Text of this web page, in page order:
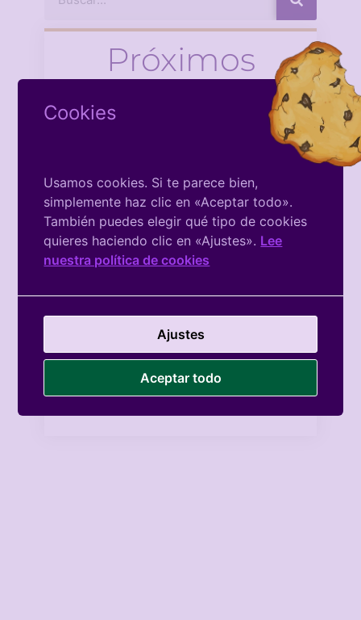
Próximos
Eventos
Facebook
De La
Asociación
Cookies
Usamos cookies. Si te parece bien,
simplemente haz clic en «Aceptar todo».
También puedes elegir qué tipo de cookies
quieres haciendo clic en «Ajustes». Lee
nuestra política de cookies
Ajustes
Aceptar todo